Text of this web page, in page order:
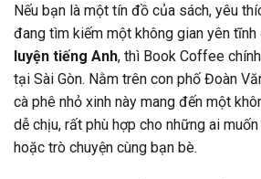
Nếu bạn là một tín đồ của sách, yêu
đang tìm kiếm một không gian yên
luyện tiếng Anh, thì Book Coffee
tại Sài Gòn. Nằm trên con phố Đoàn
cà phê nhỏ xinh này mang đến một
dễ chịu, rất phù hợp cho những ai
hoặc trò chuyện cùng bạn bè.